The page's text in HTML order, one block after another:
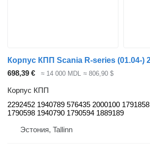
698,39 € ≈ 14 000 MDL ≈ 806,90 $
Корпус КПП
2292452 1940789 576435 2000100 1791858
1790598 1940790 1790594 1889189
Эстония, Tallinn